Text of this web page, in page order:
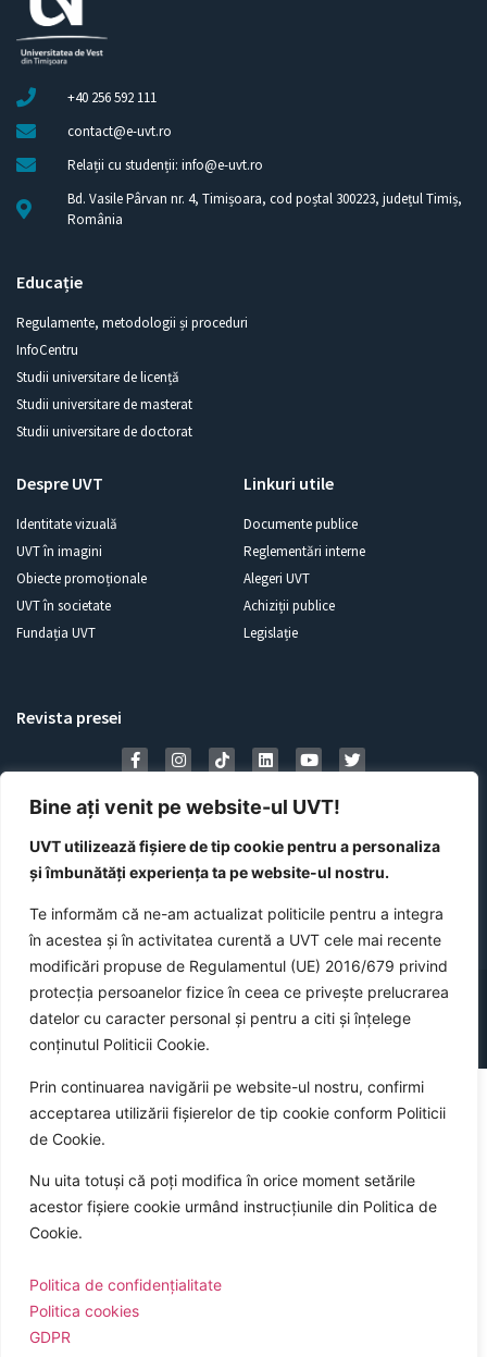
Bine ați venit pe website-ul UVT!
UVT utilizează fișiere de tip cookie pentru a personaliza
și îmbunătăți experiența ta pe website-ul nostru.
Te informăm că ne-am actualizat politicile pentru a integra
în acestea și în activitatea curentă a UVT cele mai recente
modificări propuse de Regulamentul (UE) 2016/679 privind
protecția persoanelor fizice în ceea ce privește prelucrarea
datelor cu caracter personal și pentru a citi și înțelege
conținutul Politicii Cookie.
Prin continuarea navigării pe website-ul nostru, confirmi
acceptarea utilizării fișierelor de tip cookie conform Politicii
de Cookie.
Nu uita totuși că poți modifica în orice moment setările
acestor fișiere cookie urmând instrucțiunile din Politica de
Cookie.
Politica de confidențialitate
Politica cookies
GDPR
+40 256 592 111
contact@e-uvt.ro
Relații cu studenții: info@e-uvt.ro
Bd. Vasile Pârvan nr. 4, Timișoara, cod poștal 300223, județul Timiș,
România
Educație
Regulamente, metodologii și proceduri
InfoCentru
Studii universitare de licență
Studii universitare de masterat
Studii universitare de doctorat
Despre UVT
Identitate vizuală
UVT în imagini
Obiecte promoționale
UVT în societate
Fundația UVT
Linkuri utile
Documente publice
Reglementări interne
Alegeri UVT
Achiziții publice
Legislație
Revista presei
©2026Universitatea de Vest din Timișoara
SitemapPolitica cookies a UVT